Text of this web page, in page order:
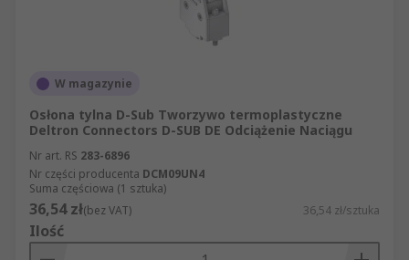
W magazynie
Osłona tylna D-Sub Tworzywo termoplastyczne
Deltron Connectors D-SUB DE Odciążenie Naciągu
Nr art. RS 283-6896
Nr części producenta DCM09UN4
Suma częściowa (1 sztuka)
36,54 zł(bez VAT) 36,54 zł/sztuka
Ilość